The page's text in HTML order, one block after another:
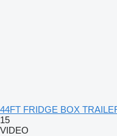
44FT FRIDGE BOX
15
VIDEO